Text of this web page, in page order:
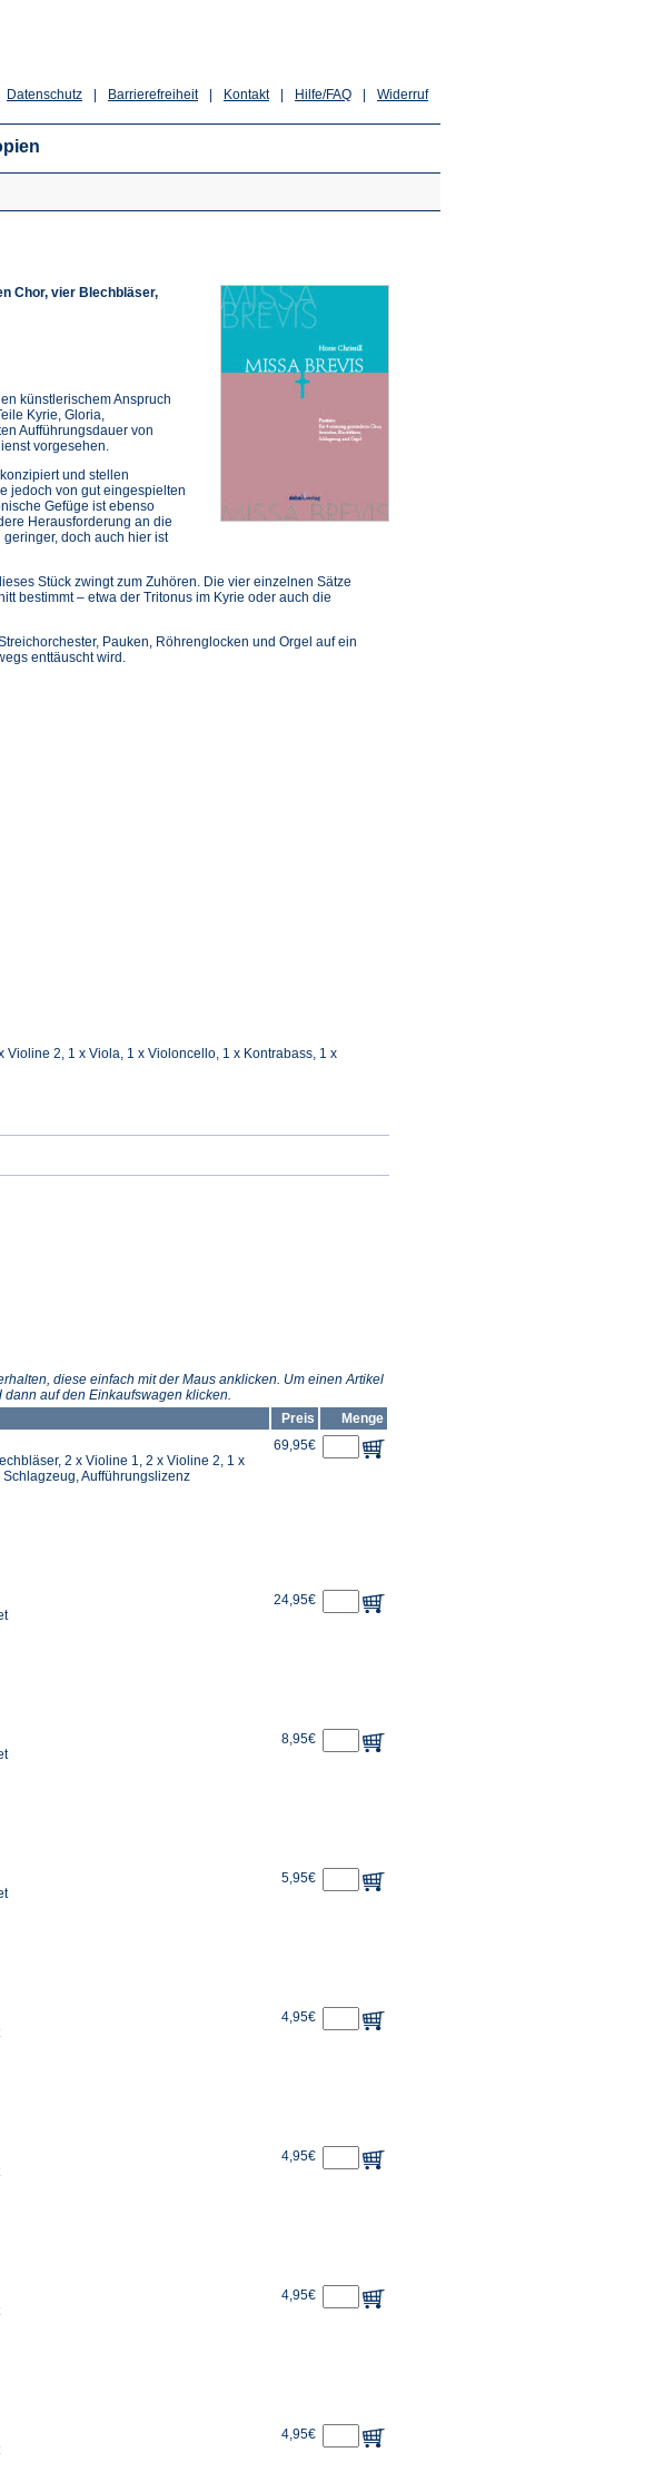
Widerruf
Hilfe/FAQ
Kontakt
Barrierefreiheit
Datenschutz
Chor, vier Blechbläser,
künstlerischem Anspruch
Kyrie, Gloria,
Aufführungsdauer von
vorgesehen.
und stellen
jedoch von gut eingespielten
Gefüge ist ebenso
Herausforderung an die
doch auch hier ist
Stück zwingt zum Zuhören. Die vier einzelnen Sätze
bestimmt – etwa der Tritonus im Kyrie oder auch die
Pauken, Röhrenglocken und Orgel auf ein
enttäuscht wird.
Violine 2, 1 x Viola, 1 x Violoncello, 1 x Kontrabass, 1 x
diese einfach mit der Maus anklicken. Um einen Artikel
auf den Einkaufswagen klicken.
Preis
Menge
2 x Violine 1, 2 x Violine 2, 1 x
Aufführungslizenz
69,95€
24,95€
8,95€
5,95€
4,95€
4,95€
4,95€
4,95€